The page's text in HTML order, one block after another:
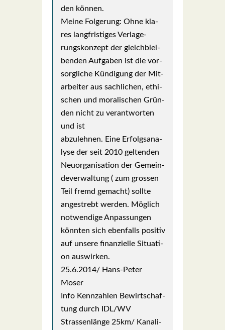
den kön­nen.
Mei­ne Fol­ge­rung: Ohne kla­
res lang­fris­ti­ges Ver­la­ge­
rungs­kon­zept der gleich­blei­
ben­den Auf­ga­ben ist die vor­
sorg­li­che Kün­di­gung der Mit­
ar­bei­ter aus sach­li­chen, ethi­
schen und mora­li­schen Grün­
den nicht zu ver­ant­wor­ten
und ist
abzu­leh­nen. Eine Erfolgs­ana­
ly­se der seit 2010 gel­ten­den
Neu­or­ga­ni­sa­ti­on der Gemein­
de­ver­wal­tung ( zum gros­sen
Teil fremd gemacht) soll­te
ange­strebt wer­den. Mög­lich
not­wen­di­ge Anpas­sun­gen
könn­ten sich eben­falls posi­tiv
auf unse­re finan­zi­el­le Situa­ti­
on aus­wir­ken.
25.6.2014/ Hans-Peter
Moser
Info Kenn­zah­len Bewirt­schaf­
tung durch IDL/WV
Stras­sen­län­ge 25km/ Kana­li­